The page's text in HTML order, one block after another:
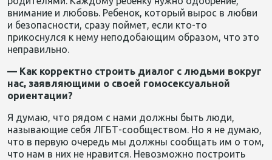
внимание и любовь. Ребенок, который вырос в любви
и безопасности, сразу поймет, если кто-то
прикоснулся к нему неподобающим образом, что это
неправильно.
— Как корректно строить диалог с людьми вокруг
нас, заявляющими о своей гомосексуальной
ориентации?
Я думаю, что рядом с нами должны быть люди,
называющие себя ЛГБТ-сообществом. Но я не думаю,
что в первую очередь мы должны сообщать им о том,
что нам в них не нравится. Невозможно построить